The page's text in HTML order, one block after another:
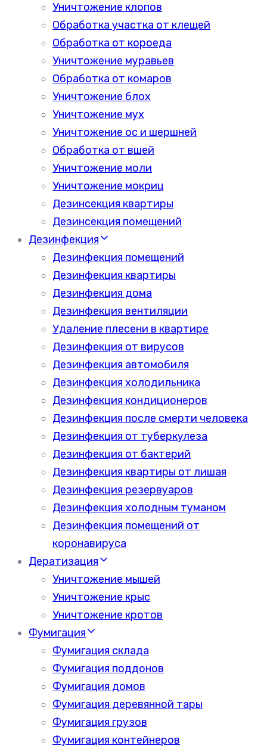
Уничтожение клопов
Обработка участка от клещей
Обработка от короеда
Уничтожение муравьев
Обработка от комаров
Уничтожение блох
Уничтожение мух
Уничтожение ос и шершней
Обработка от вшей
Уничтожение моли
Уничтожение мокриц
Дезинсекция квартиры
Дезинсекция помещений
Дезинфекция
Дезинфекция помещений
Дезинфекция квартиры
Дезинфекция дома
Дезинфекция вентиляции
Удаление плесени в квартире
Дезинфекция от вирусов
Дезинфекция автомобиля
Дезинфекция холодильника
Дезинфекция кондиционеров
Дезинфекция после смерти человека
Дезинфекция от туберкулеза
Дезинфекция от бактерий
Дезинфекция квартиры от лишая
Дезинфекция резервуаров
Дезинфекция холодным туманом
Дезинфекция помещений от
коронавируса
Дератизация
Уничтожение мышей
Уничтожение крыс
Уничтожение кротов
Фумигация
Фумигация склада
Фумигация поддонов
Фумигация домов
Фумигация деревянной тары
Фумигация грузов
Фумигация контейнеров